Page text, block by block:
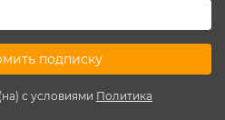
подписку
с условиями Политика